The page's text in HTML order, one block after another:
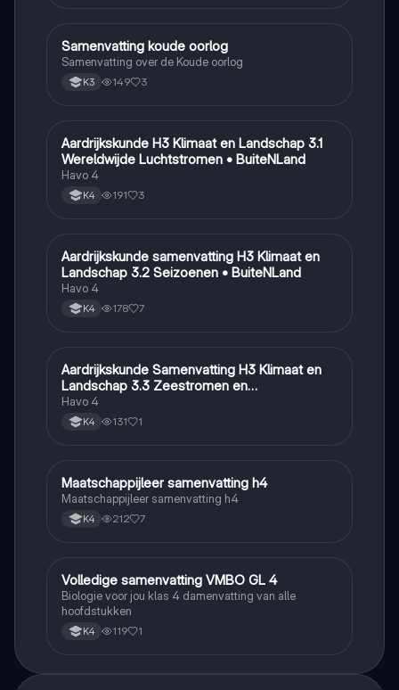
Geschiedenis
Samenvatting koude oorlog
Samenvatting over de Koude oorlog
K3 149 3
Aardrijkskunde
Aardrijkskunde H3 Klimaat en Landschap 3.1
Wereldwijde Luchtstromen • BuiteNLand
Havo 4
K4 191 3
Aardrijkskunde
Aardrijkskunde samenvatting H3 Klimaat en
Landschap 3.2 Seizoenen • BuiteNLand
Havo 4
K4 178 7
Aardrijkskunde
Aardrijkskunde Samenvatting H3 Klimaat en
Landschap 3.3 Zeestromen en
Klimaatgebieden • BuiteNLand
Havo 4
K4 131 1
Maatschappijleer
Maatschappijleer samenvatting h4
Maatschappijleer samenvatting h4
K4 212 7
Biologie
Volledige samenvatting VMBO GL 4
Biologie voor jou klas 4 damenvatting van alle
hoofdstukken
K4 119 1